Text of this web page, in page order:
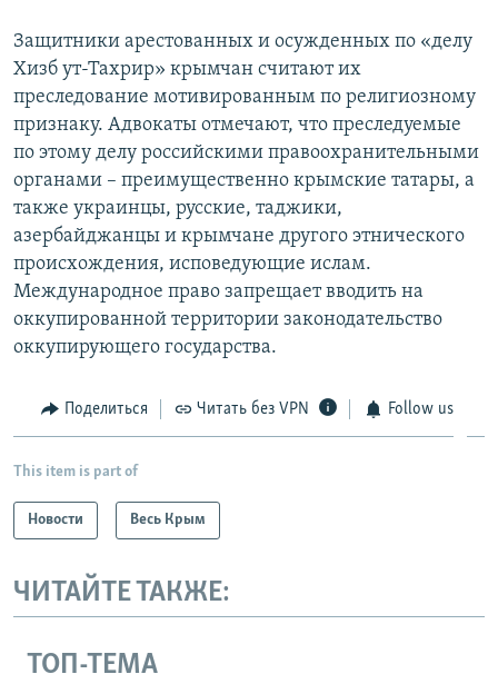
Защитники арестованных и осужденных по «делу
Хизб ут-Тахрир» крымчан считают их
преследование мотивированным по религиозному
признаку. Адвокаты отмечают, что преследуемые
по этому делу российскими правоохранительными
органами – преимущественно крымские татары, а
также украинцы, русские, таджики,
азербайджанцы и крымчане другого этнического
происхождения, исповедующие ислам.
Международное право запрещает вводить на
оккупированной территории законодательство
оккупирующего государства.
Поделиться Читать без VPN Follow us
This item is part of
Новости Весь Крым
ЧИТАЙТЕ ТАКЖЕ:
ТОП-ТЕМА